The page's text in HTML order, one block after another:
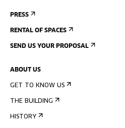
PRESS
RENTAL OF SPACES
SEND US YOUR PROPOSAL
ABOUT US
GET TO KNOW US
THE BUILDING
HISTORY